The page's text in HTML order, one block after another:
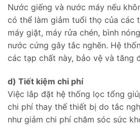
Nước giếng và nước máy nếu
có thể làm giảm tuổi thọ của các
máy giặt, máy rửa chén, bình
nước cứng gây tắc nghẽn. Hệ
các tạp chất này, bảo vệ và tăng
d) Tiết kiệm chi phí
Việc lắp đặt hệ thống lọc tổng
chi phí thay thế thiết bị do tắc
như giảm chi phí chăm sóc sức